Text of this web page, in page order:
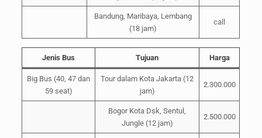
Bandung, Maribaya, Lembang
(18 jam)
call
Jenis Bus Tujuan Harga
Big Bus (40, 47 dan
59 seat)
Tour dalam Kota Jakarta (12
jam)
2.300.000
Bogor Kota Dsk, Sentul,
Jungle (12 jam)
2.500.000